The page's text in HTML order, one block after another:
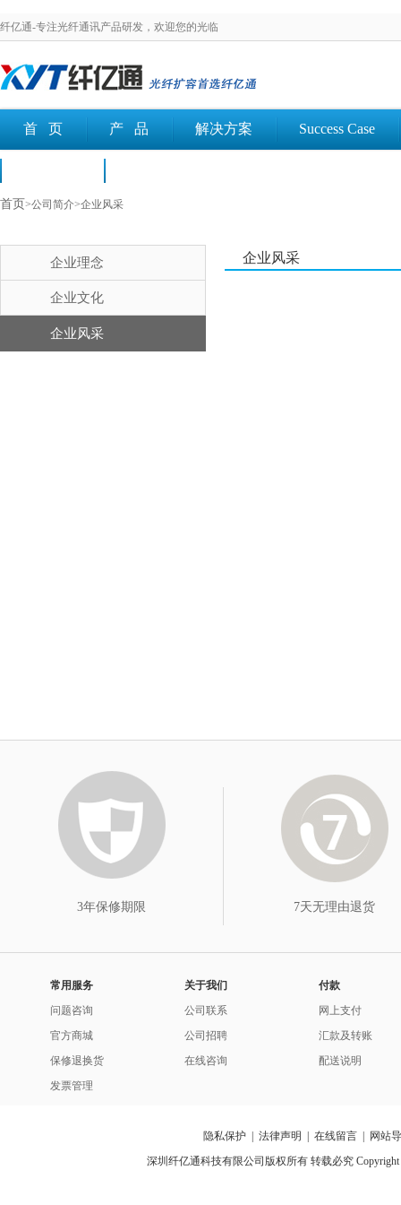
纤亿通-专注光纤通讯产品研发，欢迎您的光临
首 页 产 品 解决方案 Success Case
首页 >公司简介>企业风采
企业理念
企业文化
企业风采
企业风采
3年保修期限 7天无理由退货
常用服务
问题咨询
官方商城
保修退换货
发票管理
关于我们
公司联系
公司招聘
在线咨询
付款
网上支付
汇款及转账
配送说明
隐私保护 法律声明 在线留言
网站
深圳纤亿通科技有限公司版权所有 转载必究